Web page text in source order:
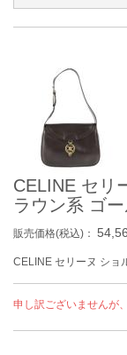
CELINE セリ
ラウン系 ゴ
販売価格(税込)：
CELINE セリーヌ ショ
申し訳ございませんが